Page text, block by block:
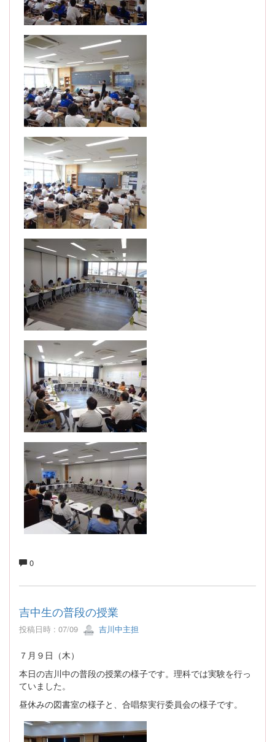
0
吉中生の普段の授業
投稿日時 : 07/09 吉川中主担
７月９日（木）
本日の吉川中の普段の授業の様子です。理科では実験を行っ
ていました。
昼休みの図書室の様子と、合唱祭実行委員会の様子です。